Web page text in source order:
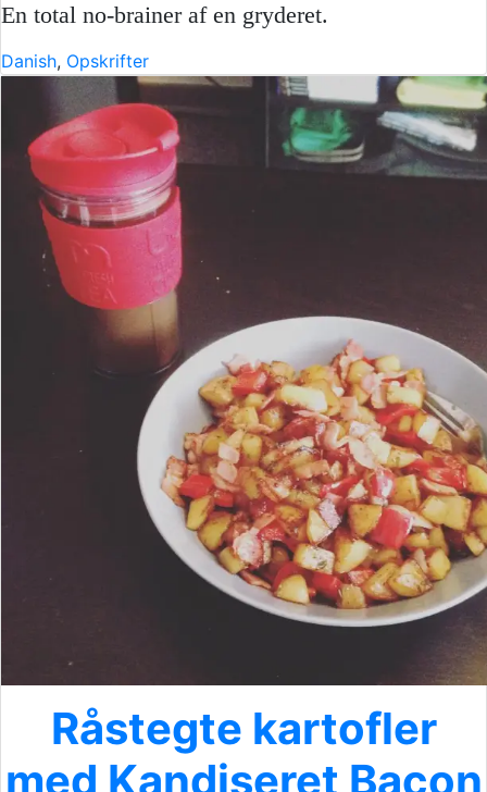
En total no-brainer af en gryderet.
Danish, Opskrifter
Råstegte kartofler
med Kandiseret Bacon